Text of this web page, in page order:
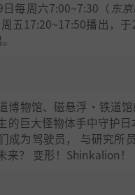
每周六7:00~7:30（ 东
五17:20~17:50播出，
博物馆、磁悬浮·铁道
的巨大怪物体手中守护
成为驾驶员， 与研究
来？ 变形！Shinkalion！